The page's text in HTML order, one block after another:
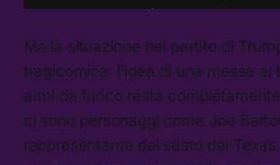
Ma la situazione nel partito di
tragicomica: l’idea di una messa al
armi da fuoco resta
ci sono personaggi come Joe
rappresentante del sesto del